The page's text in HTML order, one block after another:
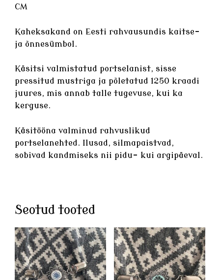
CM
Kaheksakand on Eesti rahvausundis kaitse-
ja õnnesümbol.
Käsitsi valmistatud portselanist, sisse
pressitud mustriga ja põletatud 1250 kraadi
juures, mis annab talle tugevuse, kui ka
kerguse.
Käsitööna valminud rahvuslikud
portselanehted. Ilusad, silmapaistvad,
sobivad kandmiseks nii pidu- kui argipäeval.
Seotud tooted